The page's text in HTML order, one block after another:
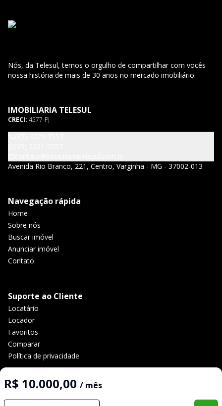
R$ 10.000,00 / mês
Nós, da Telesul, temos o orgulho de compartilhar com vocês
nossa história de mais de 30 anos no mercado imobiliário.
IMOBILIARIA TELESUL
CRECI: 4577-PJ
Avenida Rio Branco, 221, Centro, Varginha - MG - 37002-013
Navegação rápida
Home
Sobre nós
Buscar imóvel
Anunciar imóvel
Contato
Suporte ao Cliente
Locatário
Locador
Favoritos
Comparar
Política de privacidade
Selo de Tecnologia Loft